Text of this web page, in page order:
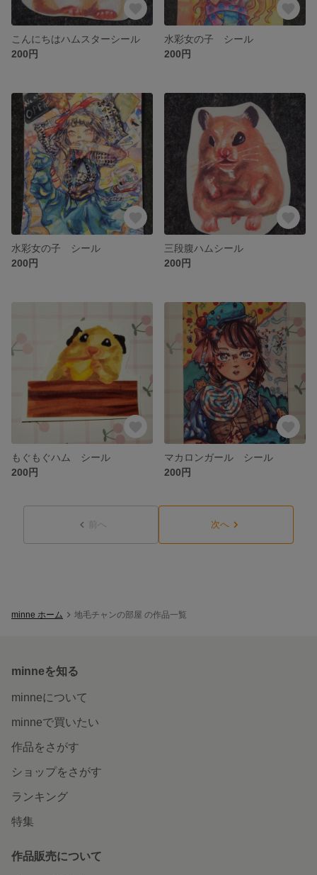
こんにちはハムスターシール
200円
水彩女の子 シール
200円
水彩女の子 シール
200円
三段腹ハムシール
200円
もぐもぐハム シール
200円
マカロンガール シール
200円
前へ 次へ
minne ホーム 地毛チャンの部屋 の作品一覧
minneを知る
minneについて
minneで買いたい
作品をさがす
ショップをさがす
ランキング
特集
作品販売について